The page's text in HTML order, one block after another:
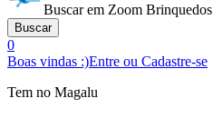
Buscar em Zoom Brinquedos
Buscar
0
Boas vindas :)Entre ou Cadastre-se
Tem no Magalu